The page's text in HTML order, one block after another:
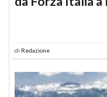
di Redazione